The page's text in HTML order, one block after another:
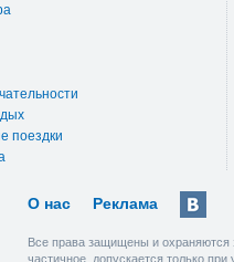
поездки
О нас Реклама
Все права защищены и охраняются
частичное, допускается только